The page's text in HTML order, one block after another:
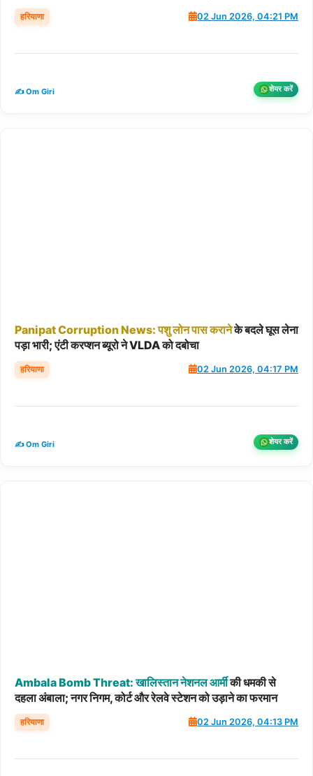
हरियाणा 02 Jun 2026, 04:21 PM
✍️ Om Giri शेयर करें
PanipatCorruptionNews: पशुलोनपासकरानेके बदले घूस लेना
पड़ा भारी; एंटी करप्शन ब्यूरो ने VLDA को दबोचा
हरियाणा 02 Jun 2026, 04:17 PM
✍️ Om Giri शेयर करें
AmbalaBombThreat: खालिस्ताननेशनलआर्मीकी धमकी से
दहला अंबाला; नगर निगम, कोर्ट और रेलवे स्टेशन को उड़ाने का फरमान
हरियाणा 02 Jun 2026, 04:13 PM